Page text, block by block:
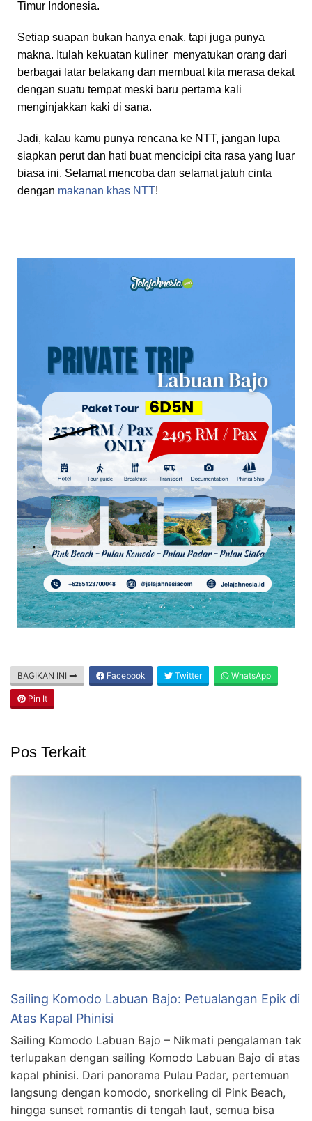
Timur Indonesia.
Setiap suapan bukan hanya enak, tapi juga punya
makna. Itulah kekuatan kuliner menyatukan orang dari
berbagai latar belakang dan membuat kita merasa dekat
dengan suatu tempat meski baru pertama kali
menginjakkan kaki di sana.
Jadi, kalau kamu punya rencana ke NTT, jangan lupa
siapkan perut dan hati buat mencicipi cita rasa yang luar
biasa ini. Selamat mencoba dan selamat jatuh cinta
dengan makanan khas NTT!
BAGIKAN INI Facebook Twitter WhatsApp
Pin It
Pos Terkait
Sailing Komodo Labuan Bajo: Petualangan Epik di
Atas Kapal Phinisi
Sailing Komodo Labuan Bajo – Nikmati pengalaman tak
terlupakan dengan sailing Komodo Labuan Bajo di atas
kapal phinisi. Dari panorama Pulau Padar, pertemuan
langsung dengan komodo, snorkeling di Pink Beach,
hingga sunset romantis di tengah laut, semua bisa